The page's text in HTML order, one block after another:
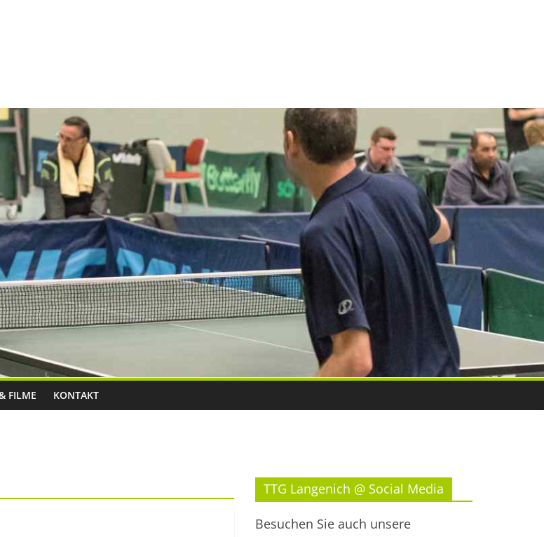
FILME KONTAKT
TTG Langenich @ Social Media
Besuchen Sie auch unsere